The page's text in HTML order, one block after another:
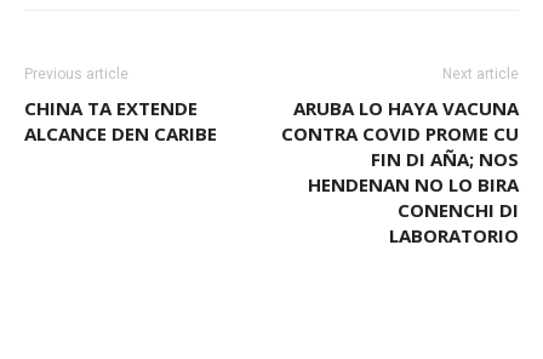
Previous article
CHINA TA EXTENDE
ALCANCE DEN CARIBE
Next article
ARUBA LO HAYA VACUNA
CONTRA COVID PROME CU
FIN DI AÑA; NOS
HENDENAN NO LO BIRA
CONENCHI DI
LABORATORIO